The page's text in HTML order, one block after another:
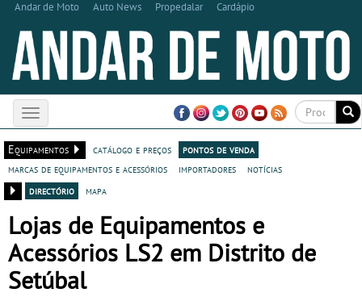
Andar de Moto Auto News Propedalar Cardápio
Toggle
navigation
Equipamentos
catálogo e preços
pontos de venda
marcas de equipamentos e acessórios
importadores
notícias
directório
mapa
Lojas de Equipamentos e
Acessórios LS2 em Distrito de
Setúbal